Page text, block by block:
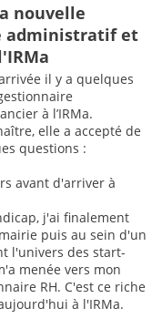
nouvelle
administratif et
il y a quelques
à l’IRMa.
elle a accepté de
questions :
avant d'arriver à
j'ai finalement
puis au sein d'un
l'univers des start-
menée vers mon
RH. C'est ce riche
à l'IRMa.